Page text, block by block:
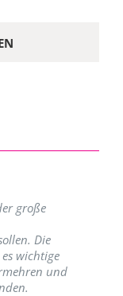
große
Die
wichtige
und